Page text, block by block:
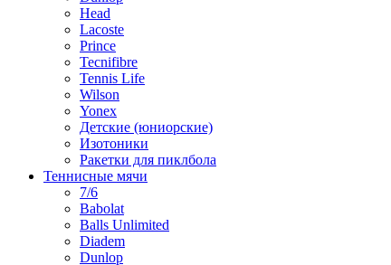
Head
Lacoste
Prince
Tecnifibre
Tennis Life
Wilson
Yonex
Детские (юниорские)
Изотоники
Ракетки для пиклбола
Теннисные мячи
7/6
Babolat
Balls Unlimited
Diadem
Dunlop